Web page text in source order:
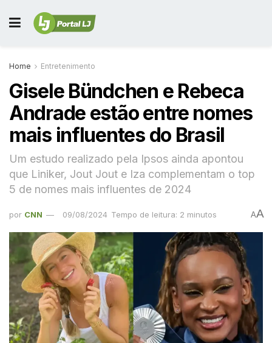
Home Entretenimento
Gisele Bündchen e Rebeca
Andrade estão entre nomes
mais influentes do Brasil
Um estudo realizado pela Ipsos ainda apontou
que Liniker, Jout Jout e Iza complementam o top
5 de nomes mais influentes de 2024
por CNN 09/08/2024 Tempo de leitura: 2 minutos AA